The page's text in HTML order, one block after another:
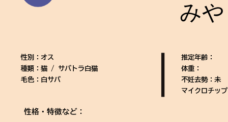
みや
性別：オス
種類：猫 / サバトラ白猫
毛色：白サバ
推定年齢：
体重：
不妊去勢：未
マイクロチッ
性格・特徴など：